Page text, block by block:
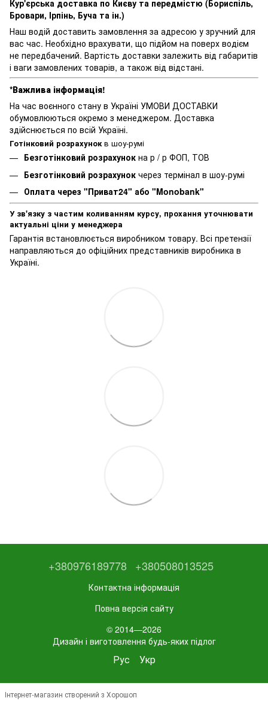
Кур'єрська доставка по Києву та передмістю (Бориспіль,
Бровари, Ірпінь, Буча та ін.)
Наш водій доставить замовлення за адресою у зручний для
вас час. Необхідно врахувати, що підйом на поверх водієм
не передбачений. Вартість доставки залежить від габаритів
і ваги замовлених товарів, а також від відстані.
*Важлива інформація!
На час воєнного стану в Україні УМОВИ ДОСТАВКИ
обумовлюються окремо з менеджером. Доставка
здійснюється по всій Україні.
Готінковий розрахунокв шоу-румі
Безготінковий розрахунок на р / р ФОП, ТОВ
Безготінковий розрахунок через термінал в шоу-румі
Оплата через "Приват24" або "Monobank"
У зв'язку з частим коливанням курсу, прохання уточнювати
актуальні ціни у менеджера
Гарантія встановлюється виробником товару. Всі претензії
направляються до офіційних представників виробника в
Україні.
+380976189778 +380508013525
Контактна інформація
Повна версія сайту
© 2014—2026
Дизайн і виготовлення будь-яких підлог
Рус Укр
Інтернет-магазин створений з Хорошоп